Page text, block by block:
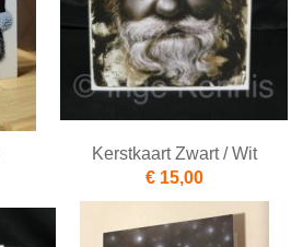
Kerstkaart Zwart / Wit
€ 15,00